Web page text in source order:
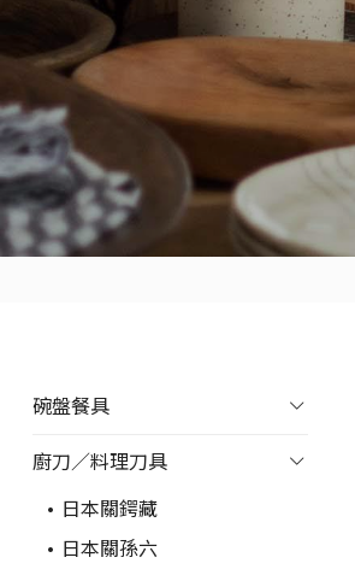
碗盤餐具
廚刀／料理刀具
日本關鍔藏
日本關孫六